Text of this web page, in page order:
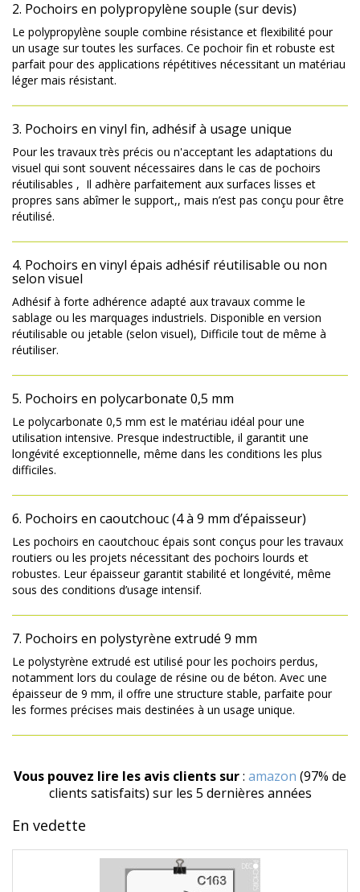
2. Pochoirs en polypropylène souple (sur devis)
Le polypropylène souple combine résistance et flexibilité pour
un usage sur toutes les surfaces. Ce pochoir fin et robuste est
parfait pour des applications répétitives nécessitant un matériau
léger mais résistant.
3. Pochoirs en vinyl fin, adhésif à usage unique
Pour les travaux très précis ou n'acceptant les adaptations du
visuel qui sont souvent nécessaires dans le cas de pochoirs
réutilisables , Il adhère parfaitement aux surfaces lisses et
propres sans abîmer le support,, mais n’est pas conçu pour être
réutilisé.
4. Pochoirs en vinyl épais adhésif réutilisable ou non
selon visuel
Adhésif à forte adhérence adapté aux travaux comme le
sablage ou les marquages industriels. Disponible en version
réutilisable ou jetable (selon visuel), Difficile tout de même à
réutiliser.
5. Pochoirs en polycarbonate 0,5 mm
Le polycarbonate 0,5 mm est le matériau idéal pour une
utilisation intensive. Presque indestructible, il garantit une
longévité exceptionnelle, même dans les conditions les plus
difficiles.
6. Pochoirs en caoutchouc (4 à 9 mm d’épaisseur)
Les pochoirs en caoutchouc épais sont conçus pour les travaux
routiers ou les projets nécessitant des pochoirs lourds et
robustes. Leur épaisseur garantit stabilité et longévité, même
sous des conditions d’usage intensif.
7. Pochoirs en polystyrène extrudé 9 mm
Le polystyrène extrudé est utilisé pour les pochoirs perdus,
notamment lors du coulage de résine ou de béton. Avec une
épaisseur de 9 mm, il offre une structure stable, parfaite pour
les formes précises mais destinées à un usage unique.
Vous pouvez lire les avis clients sur: amazon (97% de
clients satisfaits) sur les 5 dernières années
En vedette